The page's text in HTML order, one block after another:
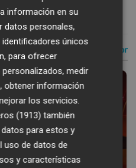
información en su
datos personales,
únicos
para ofrecer
medir
obtener información
los servicios.
(1913) también
para estos y
uso de datos de
y características